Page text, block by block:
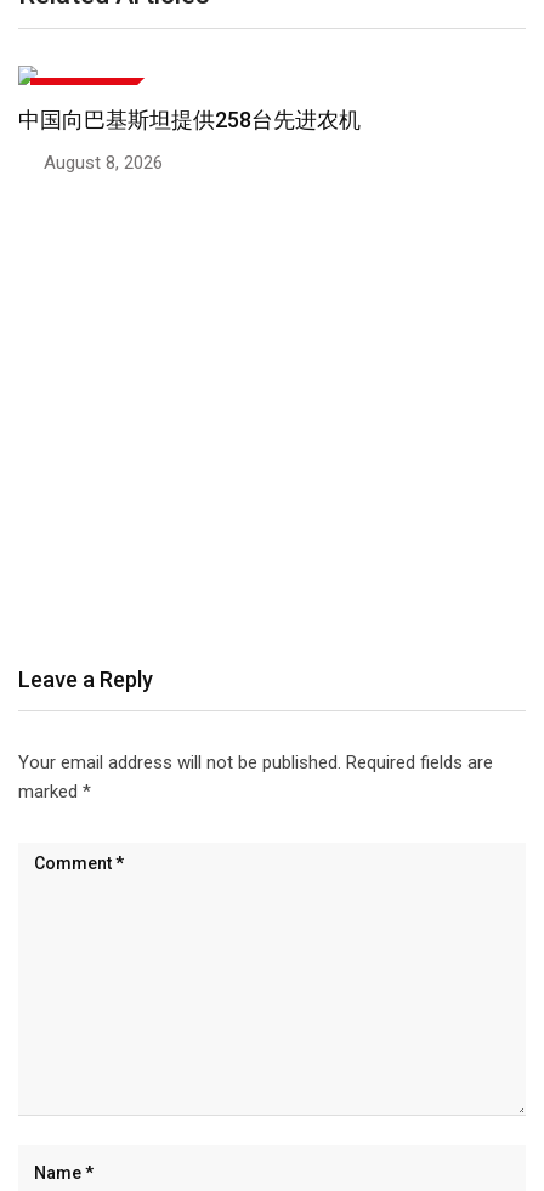
中巴经济走廊技能转移结出硕果，巴基斯坦工程师荣
获国际认可
Leave a Reply
Your email address will not be published. Required fields are
marked *